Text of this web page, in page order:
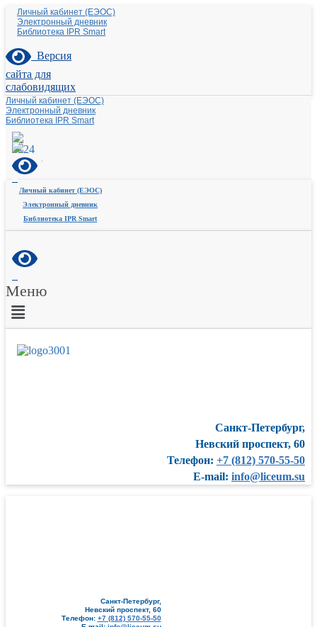
Личный кабинет (ЕЭОС)
Электронный дневник
Библиотека IPR Smart
Версия
сайта для
слабовидящих
Личный кабинет (ЕЭОС)
Электронный дневник
Библиотека IPR Smart
Личный кабинет (ЕЭОС)
Электронный дневник
Библиотека IPR Smart
Меню
Санкт-Петербург,
Невский проспект, 60
Телефон: +7 (812) 570-55-50
E-mail: info@liceum.su
Санкт-Петербург,
Невский проспект, 60
Телефон: +7 (812) 570-55-50